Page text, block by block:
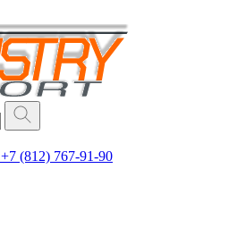
+7 (812) 767-91-90